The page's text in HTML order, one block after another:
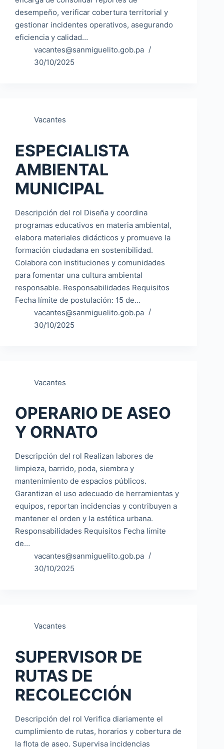
desempeño, verificar cobertura territorial y
gestionar incidentes operativos, asegurando
eficiencia y calidad…
vacantes@sanmiguelito.gob.pa
30/10/2025
Vacantes
ESPECIALISTA
AMBIENTAL
MUNICIPAL
Descripción del rol Diseña y coordina
programas educativos en materia ambiental,
elabora materiales didácticos y promueve la
formación ciudadana en sostenibilidad.
Colabora con instituciones y comunidades
para fomentar una cultura ambiental
responsable. Responsabilidades Requisitos
Fecha límite de postulación: 15 de…
vacantes@sanmiguelito.gob.pa
30/10/2025
Vacantes
OPERARIO DE ASEO
Y ORNATO
Descripción del rol Realizan labores de
limpieza, barrido, poda, siembra y
mantenimiento de espacios públicos.
Garantizan el uso adecuado de herramientas y
equipos, reportan incidencias y contribuyen a
mantener el orden y la estética urbana.
Responsabilidades Requisitos Fecha límite
de…
vacantes@sanmiguelito.gob.pa
30/10/2025
Vacantes
SUPERVISOR DE
RUTAS DE
RECOLECCIÓN
Descripción del rol Verifica diariamente el
cumplimiento de rutas, horarios y cobertura de
la flota de aseo. Supervisa incidencias